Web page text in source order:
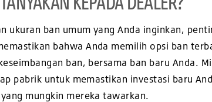
ukuran ban umum yang Anda inginkan,
bahwa Anda memilih opsi ban
ban, bersama ban baru Anda.
pabrik untuk memastikan investasi baru
mungkin mereka tawarkan.